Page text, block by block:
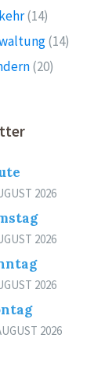
(14)
(14)
(20)
2026
2026
2026
2026